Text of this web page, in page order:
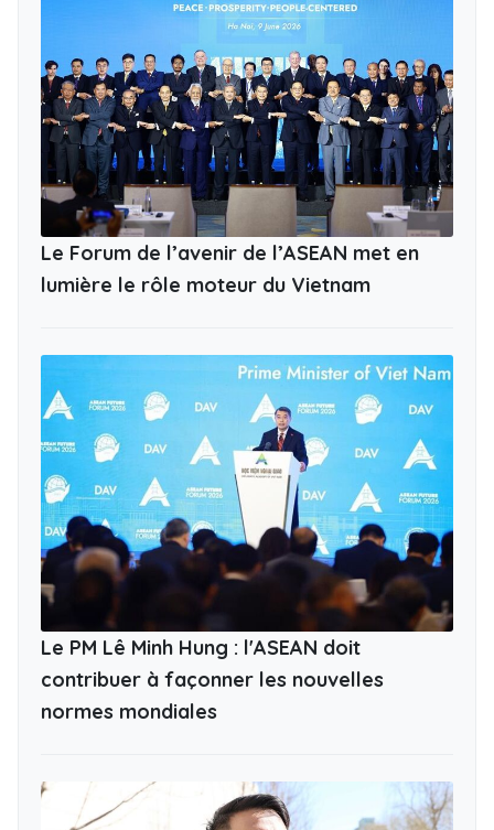
Le Forum de l’avenir de l’ASEAN met en
lumière le rôle moteur du Vietnam
Le PM Lê Minh Hung : l'ASEAN doit
contribuer à façonner les nouvelles
normes mondiales